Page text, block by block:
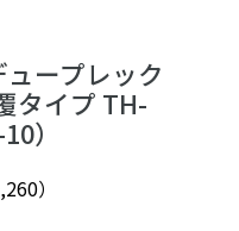
ープレック
タイプ TH-
）
）